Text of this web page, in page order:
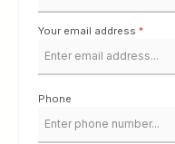
Your email address *
Phone